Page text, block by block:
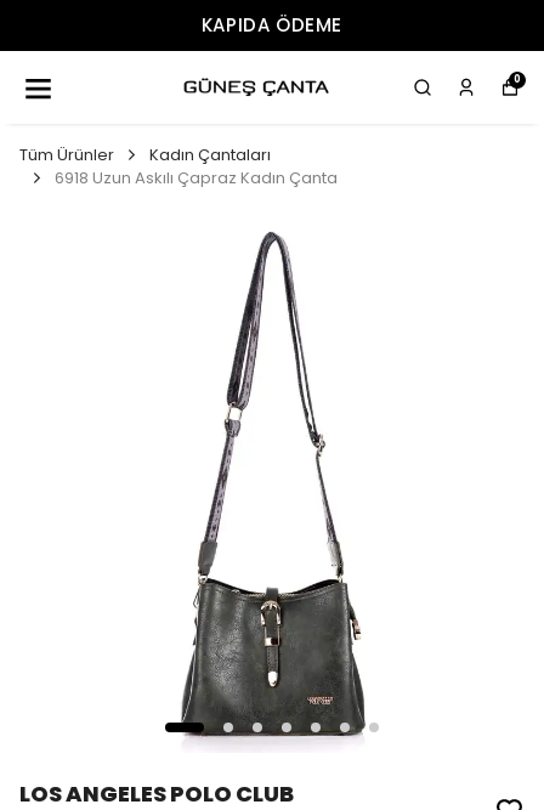
ÜCRETSIZ KARGO
0
Tüm Ürünler
Kadın Çantaları
6918 Uzun Askılı Çapraz Kadın Çanta
LOS ANGELES POLO CLUB